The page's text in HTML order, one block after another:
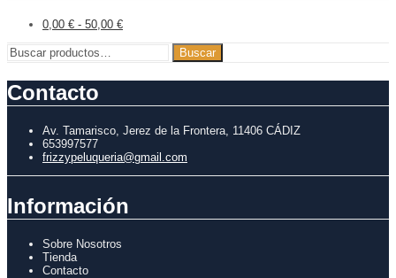
0,00 € - 50,00 €
Buscar
Buscar
Contacto
Av. Tamarisco, Jerez de la Frontera, 11406 CÁDIZ
653997577
frizzypeluqueria@gmail.com
Información
Sobre Nosotros
Tienda
Contacto